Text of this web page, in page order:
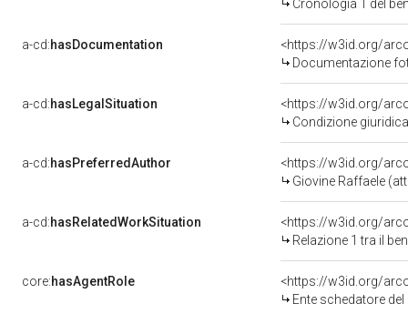
Cronologia 1 del
a-cd:hasDocumentation
Documentazione
a-cd:hasLegalSituation
<https://w3id.org/
Condizione
a-cd:hasPreferredAuthor
<https://w3id.org/
Giovine Raffaele
a-cd:hasRelatedWorkSituation
<https://w3id.org/
Relazione 1 tra il
core:hasAgentRole
<https://w3id.org/
Ente schedatore del